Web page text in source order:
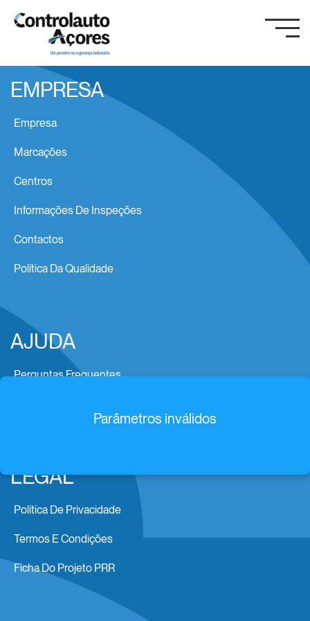
Parâmetros inválidos
EMPRESA
Empresa
Marcações
Centros
Informações De Inspeções
Contactos
Política Da Qualidade
AJUDA
Perguntas Frequentes
LEGAL
Política De Privacidade
Termos E Condições
Ficha Do Projeto PRR